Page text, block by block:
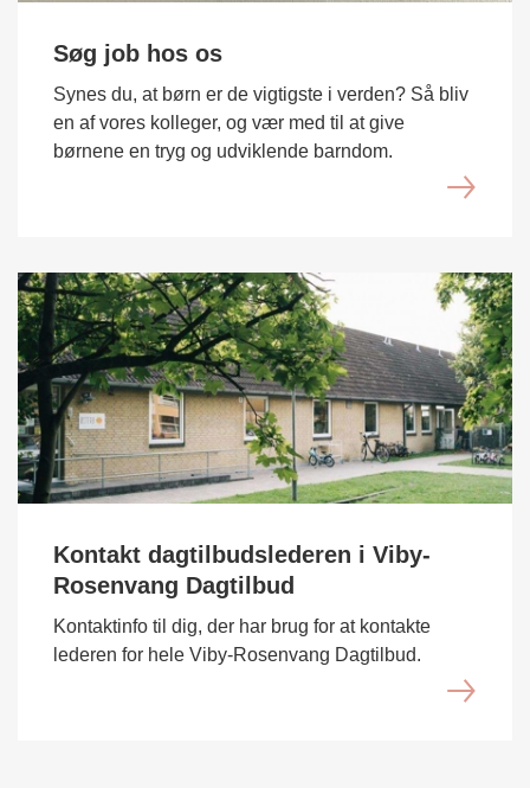
Søg job hos os
Synes du, at børn er de vigtigste i verden? Så bliv
en af vores kolleger, og vær med til at give
børnene en tryg og udviklende barndom.
Kontakt dagtilbudslederen i Viby-
Rosenvang Dagtilbud
Kontaktinfo til dig, der har brug for at kontakte
lederen for hele Viby-Rosenvang Dagtilbud.